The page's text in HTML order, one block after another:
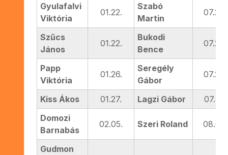
Gyulafalvi
Viktória
01.22.
Szabó
Martin
07.28.
Szűcs
János
01.22.
Bukodi
Bence
07.29.
Papp
Viktória
01.26.
Seregély
Gábor
07.29.
Kiss Ákos 01.27. Lagzi Gábor
07.31.
Domozi
Barnabás
02.05. Szeri Roland 08.05.
Gudmon